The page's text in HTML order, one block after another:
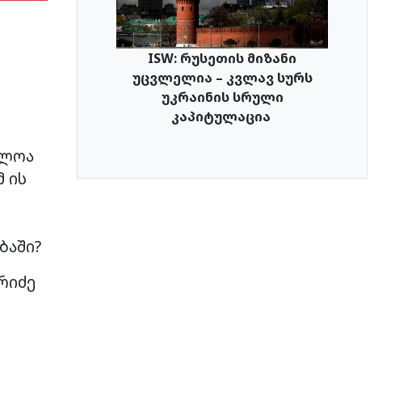
ის
ISW: რუსეთის მიზანი
უცვლელია – კვლავ სურს
უკრაინის სრული
კაპიტულაცია